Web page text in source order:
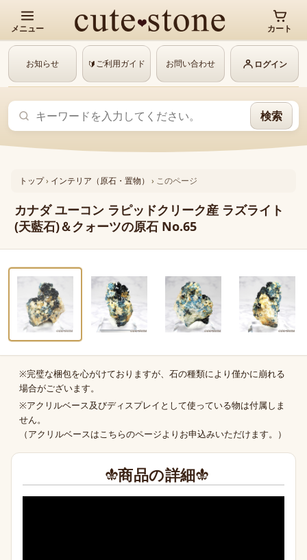
メニュー カート
お知らせ 🔰ご利用ガイド お問い合わせ ログイン
検索
トップ› インテリア（原石・置物） › このページ
カナダ ユーコン ラピッドクリーク産 ラズライト
(天藍石)＆クォーツの原石 No.65
‹
1 / 7
動画あり
商品の補足
※完璧な梱包を心がけておりますが、石の種類により僅かに崩れる
場合がございます。
※アクリルベース及びディスプレイとして使っている物は付属しま
せん。
（アクリルベースはこちらのページより お申込みいただけます。）
商品の詳細